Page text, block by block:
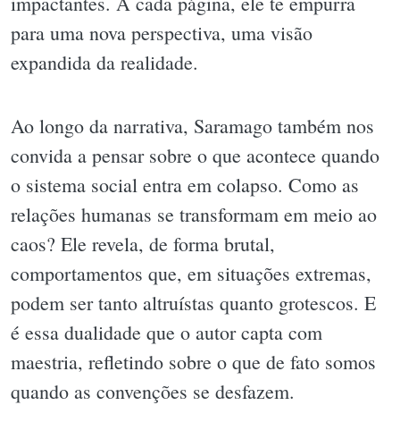
para uma nova perspectiva, uma visão
expandida da realidade.
Ao longo da narrativa, Saramago também nos
convida a pensar sobre o que acontece quando
o sistema social entra em colapso. Como as
relações humanas se transformam em meio ao
caos? Ele revela, de forma brutal,
comportamentos que, em situações extremas,
podem ser tanto altruístas quanto grotescos. E
é essa dualidade que o autor capta com
maestria, refletindo sobre o que de fato somos
quando as convenções se desfazem.